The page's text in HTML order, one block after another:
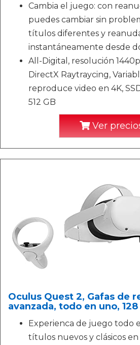
Cambia el juego: con
puedes cambiar sin
títulos diferentes y
instantáneamente desde
All-Digital, resolución
DirectX Raytraycing,
reproduce video en 4K,
512 GB
Ver
Oculus Quest 2, Gafas de
avanzada, todo en uno, 128
Experienca de juego todo
títulos nuevos y clásicos